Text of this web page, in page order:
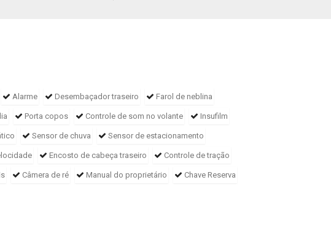
Alarme Desembaçador traseiro Farol de neblina
Porta copos Controle de som no volante Insufilm
Sensor de chuva Sensor de estacionamento
Encosto de cabeça traseiro Controle de tração
Câmera de ré Manual do proprietário Chave Reserva